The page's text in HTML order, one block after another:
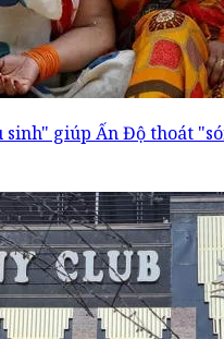
giúp Ấn Độ thoát